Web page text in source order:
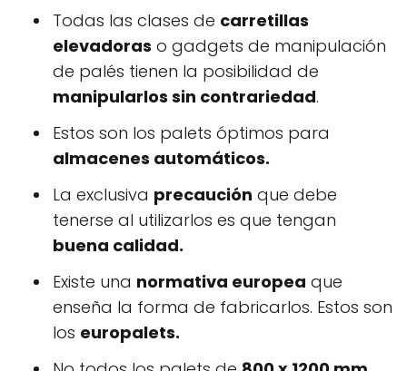
Todas las clases de carretillas
elevadoras o gadgets de manipulación
de palés tienen la posibilidad de
manipularlos sin contrariedad.
Estos son los palets óptimos para
almacenes automáticos.
La exclusiva precaución que debe
tenerse al utilizarlos es que tengan
buena calidad.
Existe una normativa europea que
enseña la forma de fabricarlos. Estos son
los europalets.